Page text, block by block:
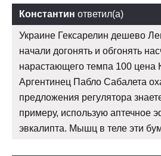
Константин ответил(а)
Украине Гексарелин дешево
начали догонять и обгонять
нарастающего темпа 100 цена
Аргентинец Пабло Сабалета
предложения регулятора
примеру, использую аптечное
эвкалипта. Мышц в теле эти